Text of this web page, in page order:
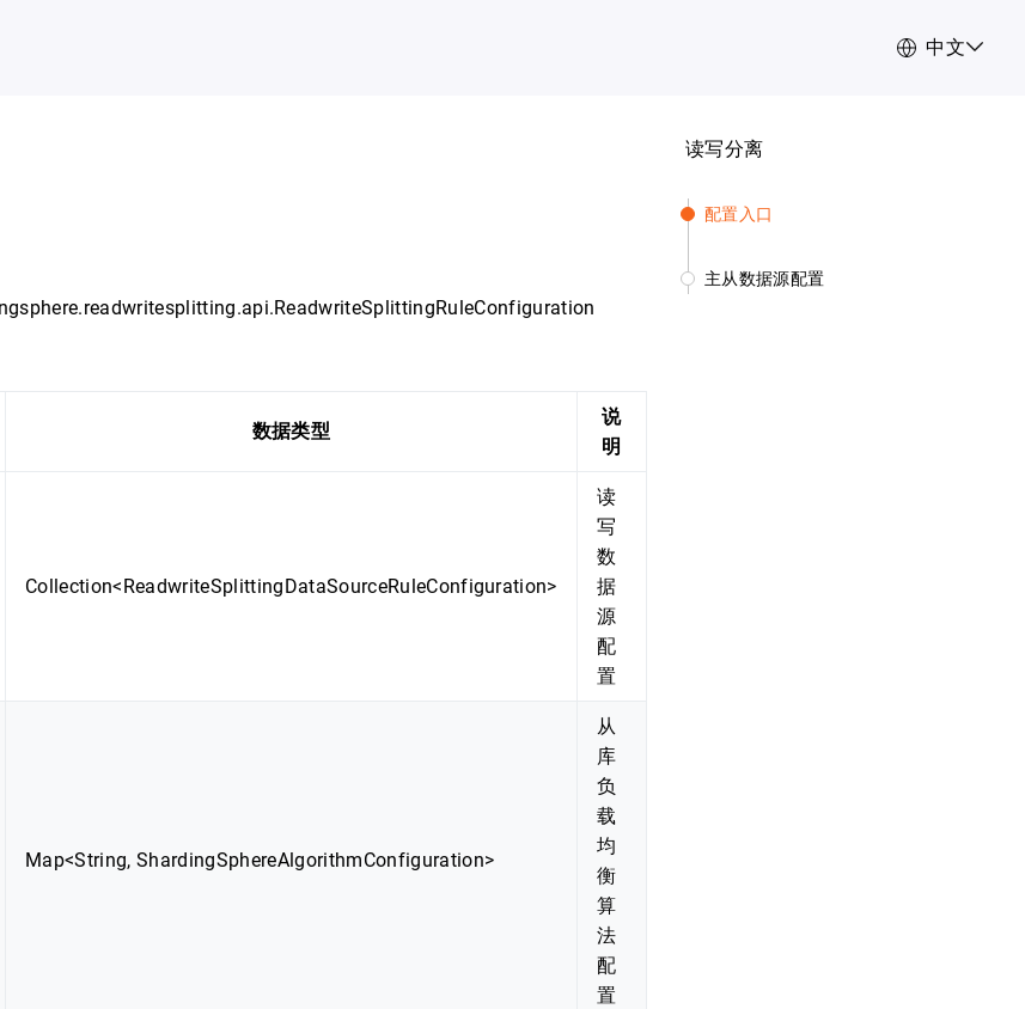
中文
数据类型
说
明
Collection<ReadwriteSplittingDataSourceRuleConfiguration>
读
写
数
据
源
配
置
Map<String, ShardingSphereAlgorithmConfiguration>
从
库
负
载
均
衡
算
法
配
置
读写分离
配置入口
主从数据源配置